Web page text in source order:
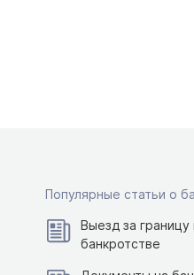
Популярные статьи о
Выезд за границу
банкротстве